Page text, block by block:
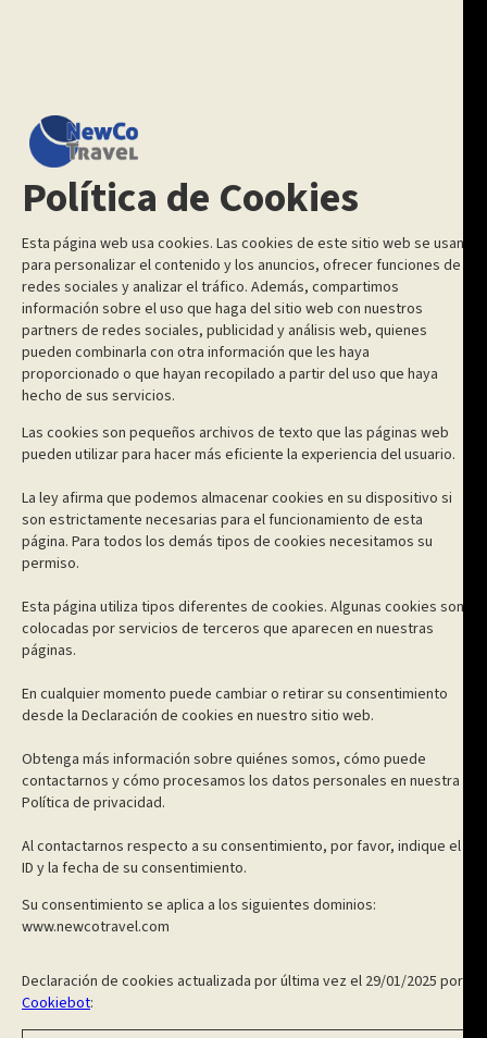
Política de Cookies
Esta página web usa cookies. Las cookies de este sitio web se usan
para personalizar el contenido y los anuncios, ofrecer funciones de
redes sociales y analizar el tráfico. Además, compartimos
información sobre el uso que haga del sitio web con nuestros
partners de redes sociales, publicidad y análisis web, quienes
pueden combinarla con otra información que les haya
proporcionado o que hayan recopilado a partir del uso que haya
hecho de sus servicios.
Las cookies son pequeños archivos de texto que las páginas web
pueden utilizar para hacer más eficiente la experiencia del usuario.
La ley afirma que podemos almacenar cookies en su dispositivo si
son estrictamente necesarias para el funcionamiento de esta
página. Para todos los demás tipos de cookies necesitamos su
permiso.
Esta página utiliza tipos diferentes de cookies. Algunas cookies son
colocadas por servicios de terceros que aparecen en nuestras
páginas.
En cualquier momento puede cambiar o retirar su consentimiento
desde la Declaración de cookies en nuestro sitio web.
Obtenga más información sobre quiénes somos, cómo puede
contactarnos y cómo procesamos los datos personales en nuestra
Política de privacidad.
Al contactarnos respecto a su consentimiento, por favor, indique el
ID y la fecha de su consentimiento.
Su consentimiento se aplica a los siguientes dominios:
www.newcotravel.com
Declaración de cookies actualizada por última vez el 29/01/2025 por
Cookiebot: